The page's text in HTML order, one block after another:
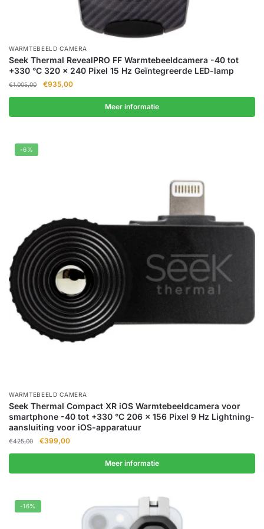
WARMTEBEELD CAMERA
Seek Thermal RevealPRO FF Warmtebeeldcamera -40 tot
+330 °C 320 x 240 Pixel 15 Hz Geïntegreerde LED-lamp
€1.005,00
Oorspronkelijke
€1.005,00.
€935,00Huidige
€935,00.
Meer informatie
-6%
WARMTEBEELD CAMERA
Seek Thermal Compact XR iOS Warmtebeeldcamera voor
smartphone -40 tot +330 °C 206 x 156 Pixel 9 Hz Lightning-
aansluiting voor iOS-apparatuur
€425,00
Oorspronkelijke
€425,00.
€399,00Huidige
€399,00.
Meer informatie
-16%